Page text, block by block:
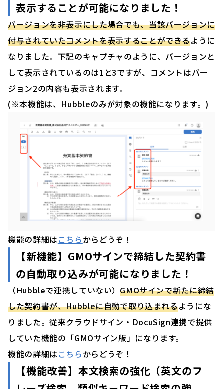
表示することが可能になりました ！
バージョンを非表示にした場合でも、当該バージョンに
付与されていたコメントを表示することができるように
なりました。下記のキャプチャのように、バージョンと
して表示されているのは1と3ですが、コメントはバー
ジョン2の内容も表示されます。
(※本機能は、Hubbleのみが対象の機能になります。)
機能の詳細はこちらからどうぞ！
【新機能】 GMOサインで締結した契約書
の自動取り込みが可能になりました！
（Hubbleで連携していない）GMOサインで新たに締結
した契約書が、Hubbleに自動で取り込まれるようにな
りました。従来クラウドサイン・DocuSign連携で提供
していた機能の「GMOサイン版」になります。
機能の詳細はこちらからどうぞ！
【機能改善】 本文検索の強化（英文のフ